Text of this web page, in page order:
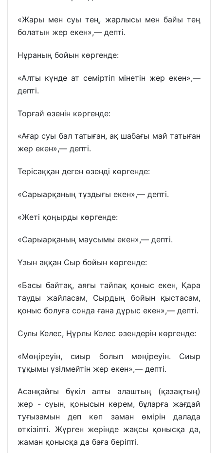
«Жары мен суы тең, жарлысы мен байы тең
болатын жер екен»,— депті.
Нұраның бойын көргенде:
«Алты күнде ат семіртіп мінетін жер екен»,—
депті.
Торғай өзенін көргенде:
«Ағар суы бал татыған, ақ шабағы май татыған
жер екен»,— депті.
Терісаққан деген өзенді көргенде:
«Сарыарқаның тұздығы екен»,— депті.
«Жеті қоңырды көргенде:
«Сарыарқаның маусымы екен»,— депті.
Ұзын аққан Сыр бойын көргенде:
«Басы байтақ, аяғы тайпақ қоныс екен, Қара
тауды жайласам, Сырдың бойын қыстасам,
қоныс болуға сонда ғана дұрыс екен»,— депті.
Сулы Келес, Ңұрлы Келес өзендерін көргенде:
«Мөңіреуін, сиыр болып мөңіреуін. Сиыр
тұқымы үзілмейтін жер екен»,— депті.
Асанқайғы бүкіл алты алаштың (қазақтың)
жер - суын, қонысын көрем, бұларға жағдай
туғызамын деп көп заман өмірін далада
өткізіпті. Жүрген жерінде жақсы қонысқа да,
жаман қонысқа да баға беріпті.